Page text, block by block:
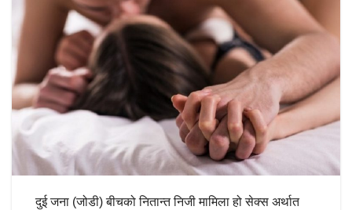
दुई जना (जोडी) बीचको नितान्त निजी मामिला हो सेक्स अर्थात